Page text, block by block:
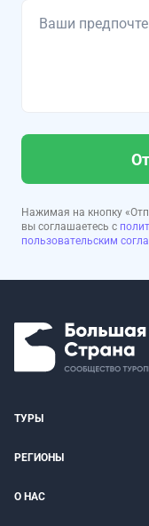
Нажимая на кнопку
вы соглашаетесь с
пользовательским
ТУРЫ
РЕГИОНЫ
О НАС